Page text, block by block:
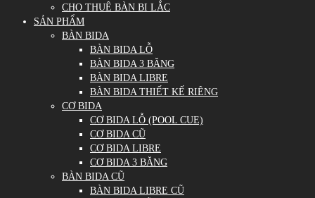
CHO THUÊ BÀN BI LẮC
SẢN PHẨM
BÀN BIDA
BÀN BIDA LỖ
BÀN BIDA 3 BĂNG
BÀN BIDA LIBRE
BÀN BIDA THIẾT KẾ RIÊNG
CƠ BIDA
CƠ BIDA LỖ (POOL CUE)
CƠ BIDA CŨ
CƠ BIDA LIBRE
CƠ BIDA 3 BĂNG
BÀN BIDA CŨ
BÀN BIDA LIBRE CŨ